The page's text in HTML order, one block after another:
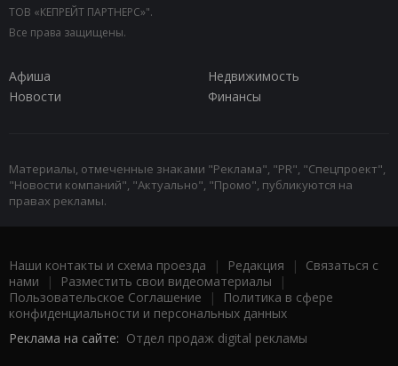
ТОВ «КЕПРЕЙТ ПАРТНЕРС»".
Все права защищены.
Афиша
Недвижимость
Новости
Финансы
Материалы, отмеченные знаками "Реклама", "PR", "Спецпроект",
"Новости компаний", "Актуально", "Промо", публикуются на
правах рекламы.
Наши контакты и схема проезда | Редакция | Связаться с
нами | Разместить свои видеоматериалы |
Пользовательское Соглашение |
Политика в сфере
конфиденциальности и персональных данных
Реклама на сайте: Отдел продаж digital рекламы